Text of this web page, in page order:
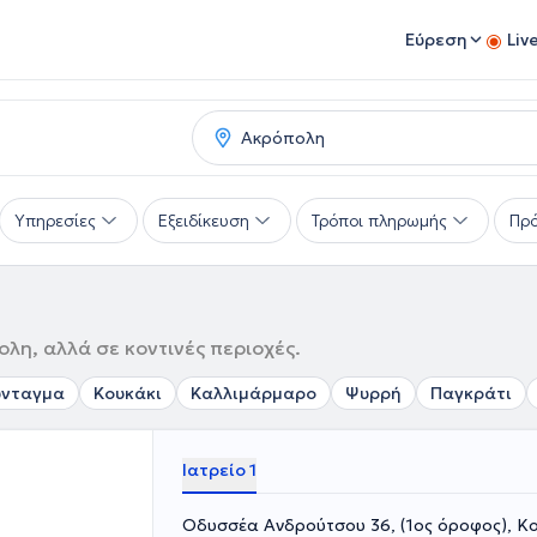
Εύρεση
Υπηρεσίες Εξειδίκευση Τρόποι πληρωμής
αλλά σε κοντινές περιοχές.
Κουκάκι Καλλιμάρμαρο Ψυρρή Παγκράτι
Ιατρείο 1
Οδυσσέα Ανδρούτσου 36, (1ος όροφος),